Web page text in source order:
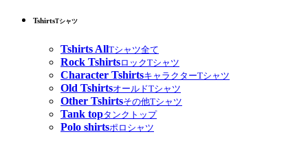
TshirtsTシャツ
Tshirts AllTシャツ全て
Rock TshirtsロックTシャツ
Character TshirtsキャラクターTシャツ
Old TshirtsオールドTシャツ
Other Tshirtsその他Tシャツ
Tank topタンクトップ
Polo shirtsポロシャツ